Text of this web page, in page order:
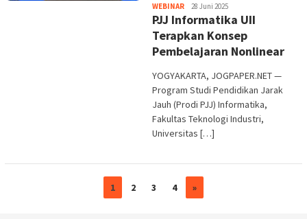
WEBINARHeri
Purwata
28 Juni 2025
PJJ Informatika UII
Terapkan Konsep
Pembelajaran Nonlinear
YOGYAKARTA, JOGPAPER.NET —
Program Studi Pendidikan Jarak
Jauh (Prodi PJJ) Informatika,
Fakultas Teknologi Industri,
Universitas […]
1 2 3 4 »